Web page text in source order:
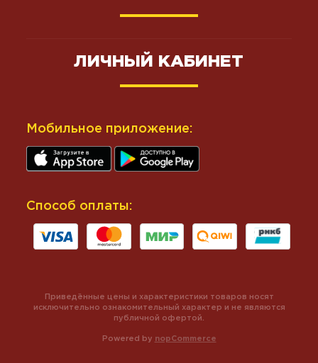
ЛИЧНЫЙ КАБИНЕТ
Мобильное приложение:
Способ оплаты:
Powered by nopCommerce
Приведённые цены и характеристики товаров носят
исключительно ознакомительный характер и не являются
публичной офертой.